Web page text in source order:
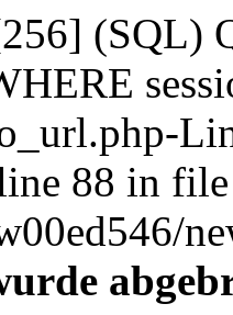
(SQL)
88 in file